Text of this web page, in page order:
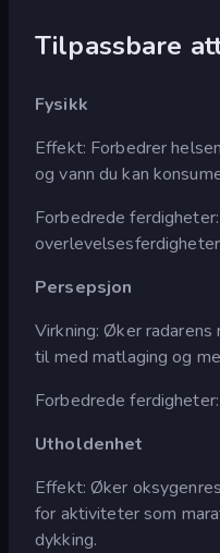
Tilpassbare
Fysikk
Effekt: Forbedrer
og vann du kan
Forbedrede
Persepsjon
Virkning: Øker
til med matlaging og
Forbedrede
Utholdenhet
Effekt: Øker
for aktiviteter som
dykking.